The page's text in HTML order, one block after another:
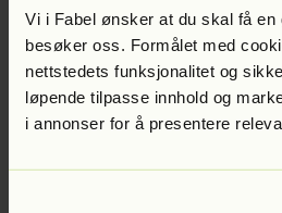
Vi i Fabel ønsker at du skal få en
besøker oss. Formålet med
nettstedets funksjonalitet og
løpende tilpasse innhold og
i annonser for å presentere